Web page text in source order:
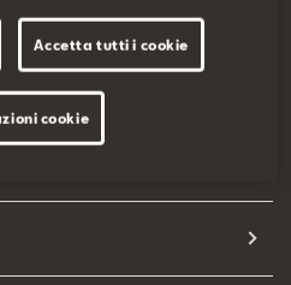
Accetta tutti i cookie
cookie